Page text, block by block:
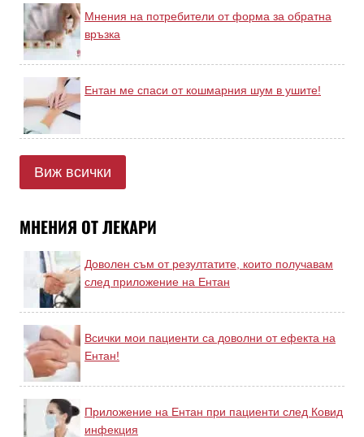
Мнения на потребители от форма за обратна
връзка
Ентан ме спаси от кошмарния шум в ушите!
Виж всички
МНЕНИЯ ОТ ЛЕКАРИ
Доволен съм от резултатите, които получавам
след приложение на Ентан
Всички мои пациенти са доволни от ефекта на
Ентан!
Приложение на Ентан при пациенти след Ковид
инфекция